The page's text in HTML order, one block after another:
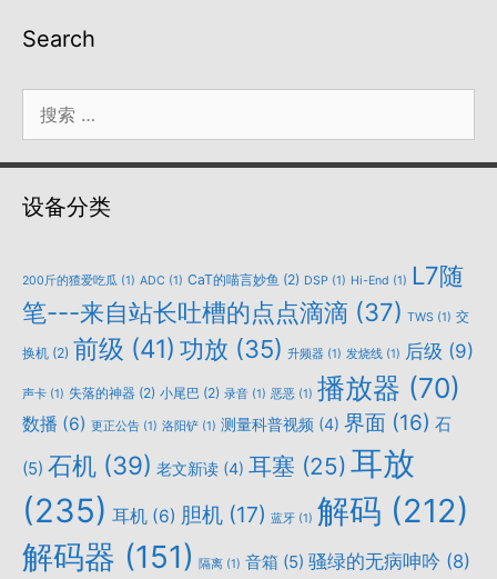
Search
索：
设备分类
200斤的猹爱吃瓜 (1) ADC (1) CaT的喵言妙鱼 (2) DSP (1) Hi-End (1) L7随
笔---来自站长吐槽的点点滴滴 (37) TWS (1) 交
换机 (2) 前级 (41) 功放 (35) 升频器 (1) 发烧线 (1) 后级 (9)
声卡 (1) 失落的神器 (2) 小尾巴 (2) 录音 (1) 恶恶 (1) 播放器 (70)
数播 (6) 更正公告 (1) 洛阳铲 (1) 测量科普视频 (4) 界面 (16) 石
(5) 石机 (39) 老文新读 (4) 耳塞 (25) 耳放
(235) 耳机 (6) 胆机 (17) 蓝牙 (1) 解码 (212)
解码器 (151) 隔离 (1) 音箱 (5) 骚绿的无病呻吟 (8)